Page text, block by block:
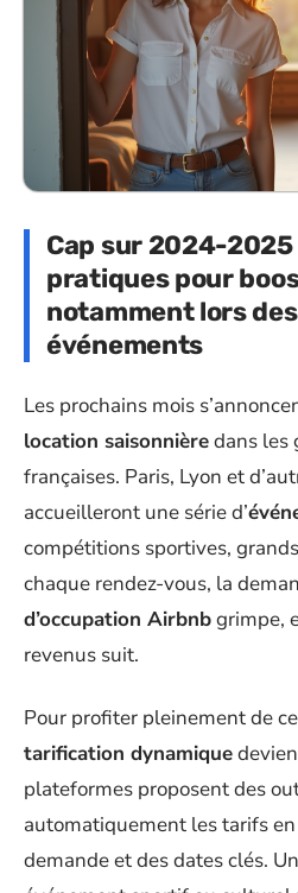
Cap sur 2024-2025
pratiques pour
notamment lors
événements
Les prochains mois
location saisonnièredans les
françaises. Paris, Lyon et
accueilleront une série d’
compétitions sportives,
chaque rendez-vous, la
d’occupation Airbnbgrimpe,
revenus suit.
Pour profiter pleinement de
tarification dynamique
plateformes proposent des
automatiquement les tarifs
demande et des dates clés.